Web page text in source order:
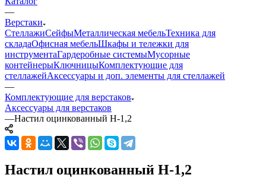
—
Верстаки
СтеллажиСейфыМеталлическая мебельТехника для
складаОфисная мебельШкафы и тележки для
инструментаГардеробные системыМусорные
контейнерыКлючницыКомплектующие для
стеллажейАксессуары и доп. элементы для стеллажей
—
Комплектующие для верстаков
Аксессуары для верстаков
—Настил оцинкованный Н-1,2
Настил оцинкованный Н-1,2